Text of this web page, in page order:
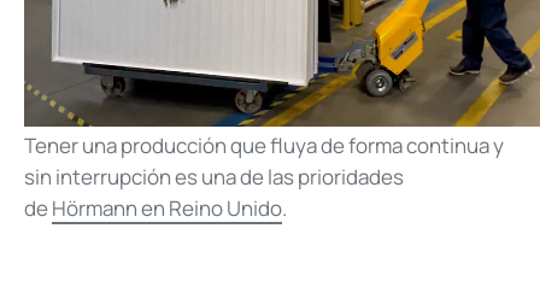
Tener una producción que fluya de forma continua y
sin interrupción es una de las prioridades
deHörmann en Reino Unido.